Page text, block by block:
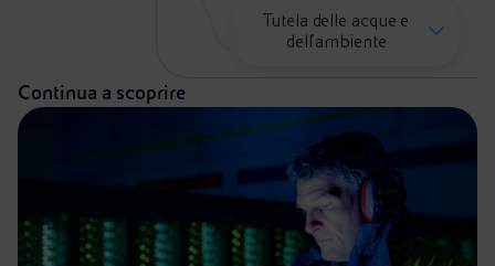
Tutela delle acque e
Tutela delle acque e
dell’ambiente
Continua a scoprire